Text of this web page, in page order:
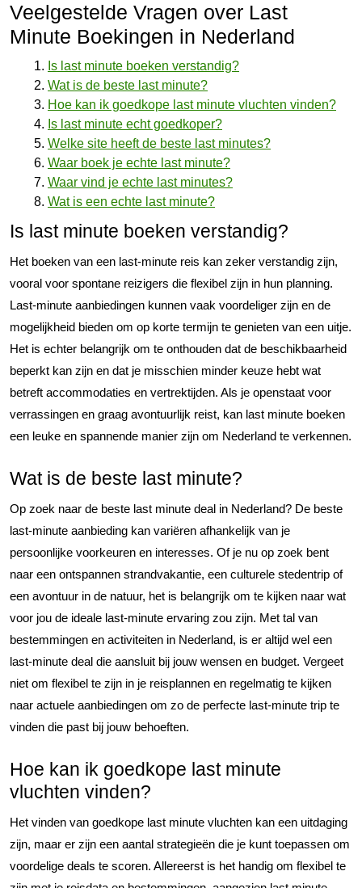
Veelgestelde Vragen over Last
Minute Boekingen in Nederland
Is last minute boeken verstandig?
Wat is de beste last minute?
Hoe kan ik goedkope last minute vluchten vinden?
Is last minute echt goedkoper?
Welke site heeft de beste last minutes?
Waar boek je echte last minute?
Waar vind je echte last minutes?
Wat is een echte last minute?
Is last minute boeken verstandig?
Het boeken van een last-minute reis kan zeker verstandig zijn,
vooral voor spontane reizigers die flexibel zijn in hun planning.
Last-minute aanbiedingen kunnen vaak voordeliger zijn en de
mogelijkheid bieden om op korte termijn te genieten van een uitje.
Het is echter belangrijk om te onthouden dat de beschikbaarheid
beperkt kan zijn en dat je misschien minder keuze hebt wat
betreft accommodaties en vertrektijden. Als je openstaat voor
verrassingen en graag avontuurlijk reist, kan last minute boeken
een leuke en spannende manier zijn om Nederland te verkennen.
Wat is de beste last minute?
Op zoek naar de beste last minute deal in Nederland? De beste
last-minute aanbieding kan variëren afhankelijk van je
persoonlijke voorkeuren en interesses. Of je nu op zoek bent
naar een ontspannen strandvakantie, een culturele stedentrip of
een avontuur in de natuur, het is belangrijk om te kijken naar wat
voor jou de ideale last-minute ervaring zou zijn. Met tal van
bestemmingen en activiteiten in Nederland, is er altijd wel een
last-minute deal die aansluit bij jouw wensen en budget. Vergeet
niet om flexibel te zijn in je reisplannen en regelmatig te kijken
naar actuele aanbiedingen om zo de perfecte last-minute trip te
vinden die past bij jouw behoeften.
Hoe kan ik goedkope last minute
vluchten vinden?
Het vinden van goedkope last minute vluchten kan een uitdaging
zijn, maar er zijn een aantal strategieën die je kunt toepassen om
voordelige deals te scoren. Allereerst is het handig om flexibel te